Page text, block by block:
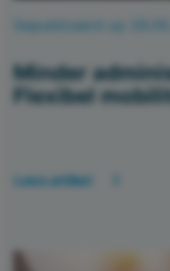
Gepubliceerd op
Minder
Flexibel
Lees artikel